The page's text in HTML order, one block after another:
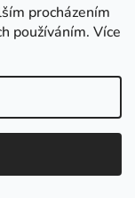
procházením
používáním. Více